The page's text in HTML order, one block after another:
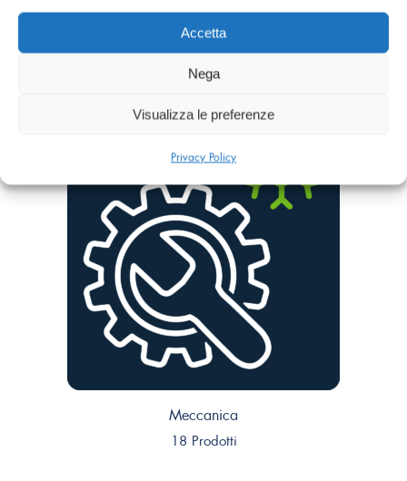
Accetta
Nega
Visualizza le preferenze
Privacy Policy
Ristorazione
15 Prodotti
Meccanica
18 Prodotti